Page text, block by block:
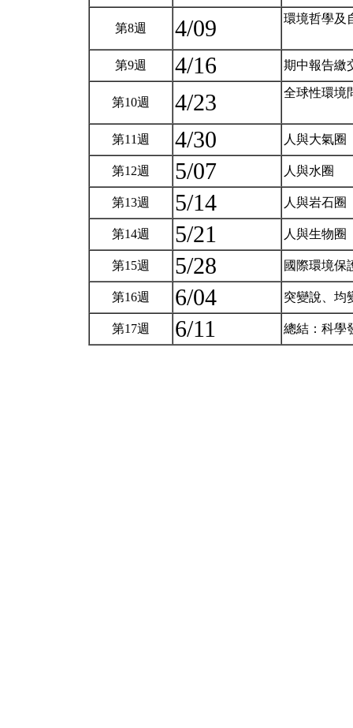
第8週 4/09 環境哲學及
第9週 4/16 期中報告繳
第10週 4/23 全球性環境
第11週 4/30 人與大氣圈
第12週 5/07 人與水圈
第13週 5/14 人與岩石圈
第14週 5/21 人與生物圈
第15週 5/28 國際環境保
第16週 6/04 突變說、均
第17週 6/11 總結：科學